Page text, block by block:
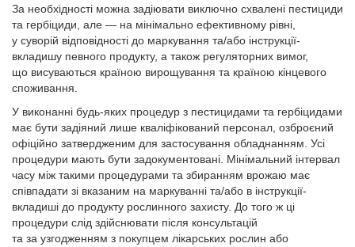
За необхідності можна задіювати виключно схвалені пестициди
та гербіциди, але — на мінімально ефективному рівні,
у суворій відповідності до маркування та/або інструкції-
вкладишу певного продукту, а також регуляторних вимог,
що висуваються країною вирощування та країною кінцевого
споживання.
У виконанні будь-яких процедур з пестицидами та гербіцидами
має бути задіяний лише кваліфікований персонал, озброєний
офіційно затвердженим для застосування обладнанням. Усі
процедури мають бути задокументовані. Мінімальний інтервал
часу між такими процедурами та збиранням врожаю має
співпадати зі вказаним на маркуванні та/або в інструкції-
вкладиші до продукту рослинного захисту. До того ж ці
процедури слід здійснювати після консультацій
та за узгодженням з покупцем лікарських рослин або